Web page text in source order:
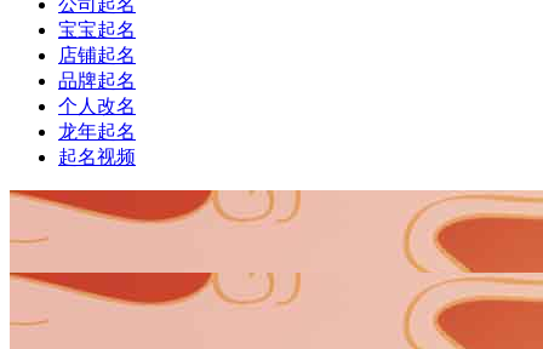
公司起名
宝宝起名
店铺起名
品牌起名
个人改名
龙年起名
起名视频